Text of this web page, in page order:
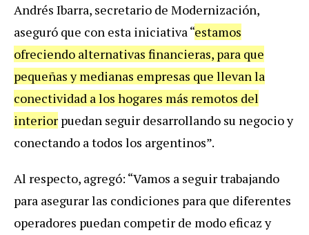
Andrés Ibarra, secretario de Modernización,
aseguró que con esta iniciativa “estamos
ofreciendo alternativas financieras, para que
pequeñas y medianas empresas que llevan la
conectividad a los hogares más remotos del
interior puedan seguir desarrollando su negocio y
conectando a todos los argentinos”.
Al respecto, agregó: “Vamos a seguir trabajando
para asegurar las condiciones para que diferentes
operadores puedan competir de modo eficaz y